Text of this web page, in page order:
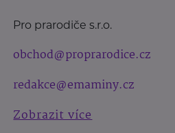
Pro prarodiče s.r.o.
obchod@proprarodice.cz
redakce@emaminy.cz
Zobrazit více